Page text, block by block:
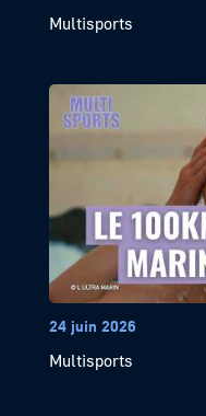
Multisports
24 juin 2026
Multisports